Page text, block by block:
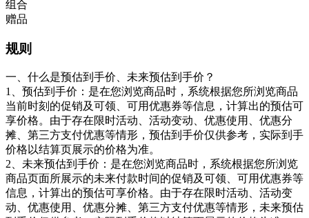
组合
赠品
规则
一、什么是预估到手价、未来预估到手价？
1、预估到手价：是在您浏览商品时，系统根据您所浏览商品
当前时刻的促销及可领、可用优惠券等信息，计算出的预估可
享价格。由于存在限时活动、活动变动、优惠使用、优惠分
摊、第三方支付优惠等情形，预估到手价仅供参考，实际到手
价格以结算页展示的价格为准。
2、未来预估到手价：是在您浏览商品时，系统根据您所浏览
商品页面所展示的未来付款时间的促销及可领、可用优惠券等
信息，计算出的预估可享价格。由于存在限时活动、活动变
动、优惠使用、优惠分摊、第三方支付优惠等情形，未来预估